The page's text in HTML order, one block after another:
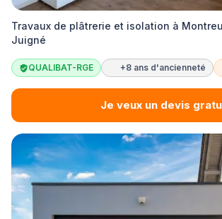
Travaux de plâtrerie et isolation à
Juigné
QUALIBAT-RGE +8 ans d'ancienneté
Je veux un devis